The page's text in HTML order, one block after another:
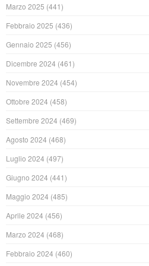
Marzo 2025 (441)
Febbraio 2025 (436)
Gennaio 2025 (456)
Dicembre 2024 (461)
Novembre 2024 (454)
Ottobre 2024 (458)
Settembre 2024 (469)
Agosto 2024 (468)
Luglio 2024 (497)
Giugno 2024 (441)
Maggio 2024 (485)
Aprile 2024 (456)
Marzo 2024 (468)
Febbraio 2024 (460)